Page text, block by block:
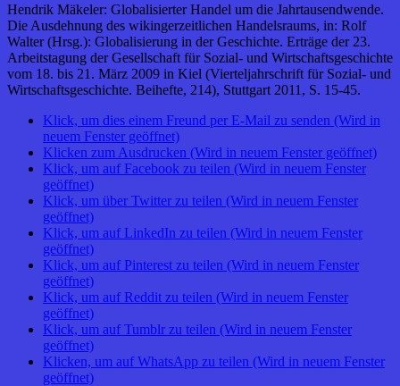
Hendrik Mäkeler: Globalisierter Handel um die Jahrtausendwende.
Die Ausdehnung des wikingerzeitlichen Handelsraums, in: Rolf
Walter (Hrsg.): Globalisierung in der Geschichte. Erträge der 23.
Arbeitstagung der Gesellschaft für Sozial- und Wirtschaftsgeschichte
vom 18. bis 21. März 2009 in Kiel (Vierteljahrschrift für Sozial- und
Wirtschaftsgeschichte. Beihefte, 214), Stuttgart 2011, S. 15-45.
Klick, um dies einem Freund per E-Mail zu senden (Wird in
neuem Fenster geöffnet)
Klicken zum Ausdrucken (Wird in neuem Fenster geöffnet)
Klick, um auf Facebook zu teilen (Wird in neuem Fenster
geöffnet)
Klick, um über Twitter zu teilen (Wird in neuem Fenster
geöffnet)
Klick, um auf LinkedIn zu teilen (Wird in neuem Fenster
geöffnet)
Klick, um auf Pinterest zu teilen (Wird in neuem Fenster
geöffnet)
Klick, um auf Reddit zu teilen (Wird in neuem Fenster
geöffnet)
Klick, um auf Tumblr zu teilen (Wird in neuem Fenster
geöffnet)
Klicken, um auf WhatsApp zu teilen (Wird in neuem Fenster
geöffnet)